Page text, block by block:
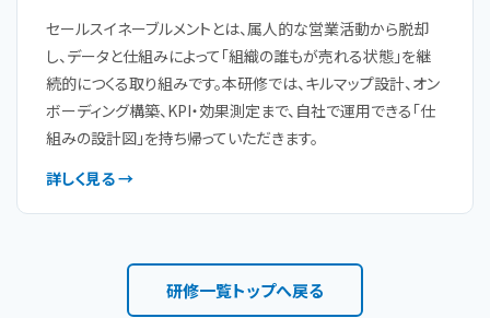
セールスイネーブルメントとは、属人的な営業活動から脱却
し、データと仕組みによって「組織の誰もが売れる状態」を継
続的につくる取り組みです。本研修では、キルマップ設計、オン
ボーディング構築、KPI・効果測定まで、自社で運用できる「仕
組みの設計図」を持ち帰っていただきます。
詳しく見る →
研修一覧トップへ戻る